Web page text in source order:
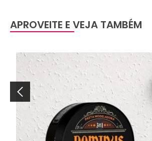
APROVEITE E VEJA TAMBÉM